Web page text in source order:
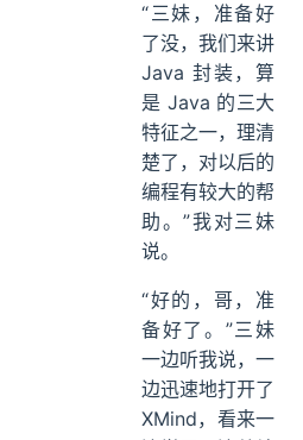
“三妹，准备好
了没，我们来讲
Java 封装，算
是 Java 的三大
特征之一，理清
楚了，对以后的
编程有较大的帮
助。”我对三妹
说。
“好的，哥，准
备好了。”三妹
一边听我说，一
边迅速地打开了
XMind，看来一